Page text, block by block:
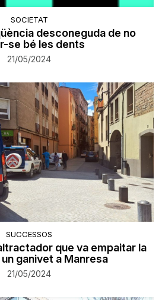
SOCIETAT
desconeguda de no
se bé les dents
21/05/2024
SUCCESSOS
que va empaitar la
ganivet a Manresa
21/05/2024